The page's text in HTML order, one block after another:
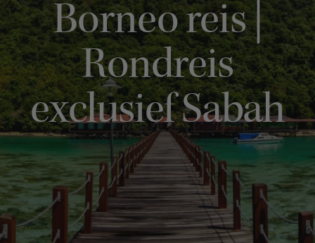
Borneo reis |
Rondreis
exclusief Sabah